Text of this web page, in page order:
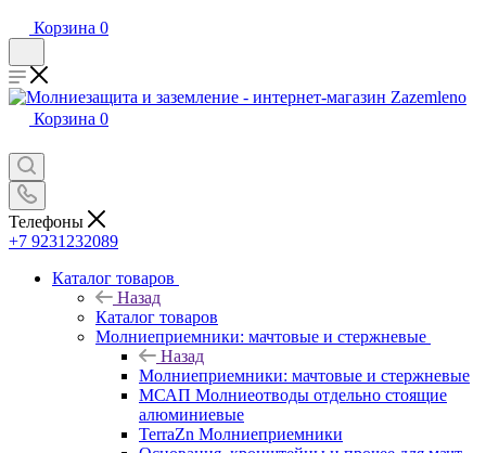
Корзина 0
Корзина 0
Телефоны
+7 9231232089
Каталог товаров
Назад
Каталог товаров
Молниеприемники: мачтовые и стержневые
Назад
Молниеприемники: мачтовые и стержневые
МСАП Молниеотводы отдельно стоящие
алюминиевые
TerraZn Молниеприемники